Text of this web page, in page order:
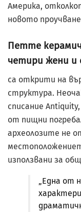
Америка,
новото
Петте
четири жени и
са открити на
структура.
списание
от пищни
археолозите не
използвани за
„Една от